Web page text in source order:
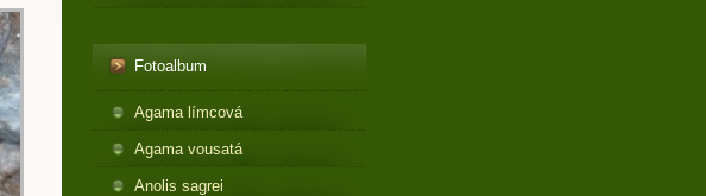
Fotoalbum
Agama límcová
Agama vousatá
Anolis sagrei